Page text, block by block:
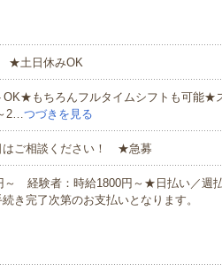
★土日休みOK
もちろんフルタイムシフトも可能★
2…つづきを見る
はご相談ください！ ★急募
～ 経験者：時給1800円～★日払い／週
き完了次第のお支払いとなります。